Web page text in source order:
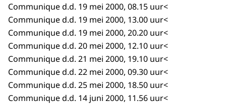
Communique d.d. 19 mei 2000, 08.15 uur<
Communique d.d. 19 mei 2000, 13.00 uur<
Communique d.d. 19 mei 2000, 20.20 uur<
Communique d.d. 20 mei 2000, 12.10 uur<
Communique d.d. 21 mei 2000, 19.10 uur<
Communique d.d. 22 mei 2000, 09.30 uur<
Communique d.d. 25 mei 2000, 18.50 uur<
Communique d.d. 14 juni 2000, 11.56 uur<